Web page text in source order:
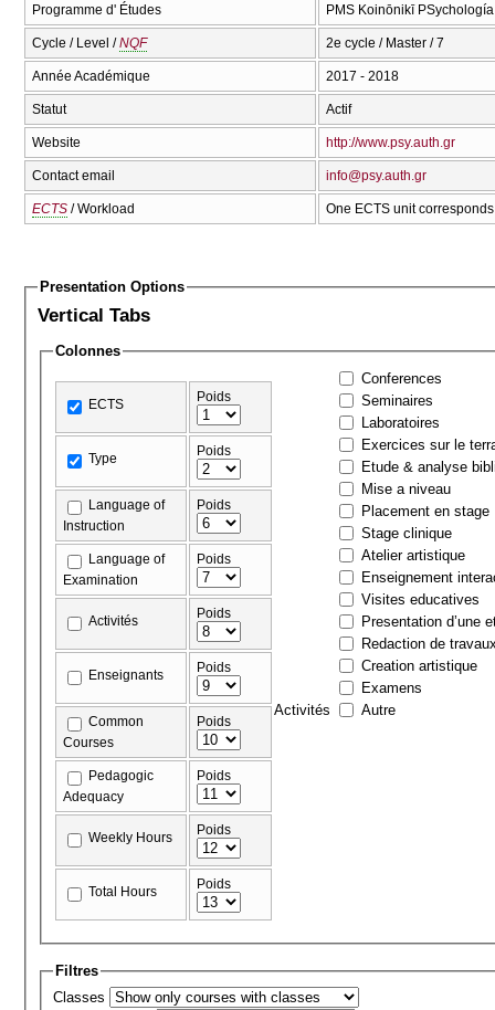
Programme d' Études PMS Koinōnikī
Cycle / Level /NQF 2e cycle / Master / 7
Année Académique 2017 - 2018
Statut Actif
Website http://www.psy.auth.gr
Contact email info@psy.auth.gr
ECTS / Workload One ECTS unit
Presentation Options
Vertical Tabs
Colonnes
ECTS Poids
Type Poids
Language of
Instruction
Poids
Language of
Examination
Poids
Activités Poids
Enseignants Poids
Common
Courses
Poids
Pedagogic
Adequacy
Poids
Weekly Hours Poids
Total Hours Poids
Activités
Conferences
Seminaires
Laboratoires
Exercices sur le
Etude & analyse
Mise a niveau
Placement en stage
Stage clinique
Atelier artistique
Enseignement
Visites educatives
Presentation d’une
Redaction de
Creation artistique
Examens
Autre
Filtres
Classes